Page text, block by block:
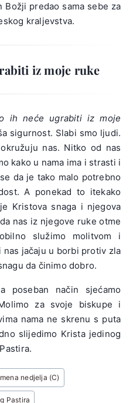
predao sama sebe za
kraljevstva.
iz moje ruke
ih neće ugrabiti iz moje
sigurnost. Slabi smo ljudi.
nas. Nitko od nas
kako u nama ima i strasti i
da je tako malo potrebno
A ponekad to itekako
Kristova snaga i njegova
nas iz njegove ruke otme
služimo molitvom i
jačaju u borbi protiv zla
da činimo dobro.
način sjećamo
za svoje biskupe i
nama ne skrenu s puta
slijedimo Krista jedinog
nedjelja (C)
Pastira